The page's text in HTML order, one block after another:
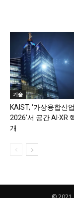
기술
KAIST, ‘가상융합산
2026’서 공간 AI·XR
개